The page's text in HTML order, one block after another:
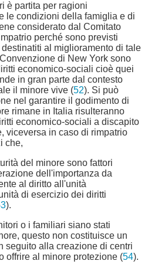
è partita per ragioni
le condizioni della famiglia e di
considerato dal Comitato
perché sono previsti
destinatiti al miglioramento di tale
di New York sono
economico-sociali cioè quei
in gran parte dal contesto
il minore vive (52). Si può
nel garantire il godimento di
rimane in Italia risulteranno
economico-sociali a discapito
viceversa in caso di rimpatrio
che,
del minore sono fattori
dell'importanza da
al diritto all'unità
di esercizio dei diritti
).
o i familiari siano stati
questo non costituisce un
seguito alla creazione di centri
offrire al minore protezione (54).